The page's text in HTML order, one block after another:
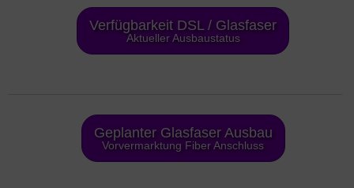
Verfügbarkeit DSL / Glasfaser
Aktueller Ausbaustatus
Geplanter Glasfaser Ausbau
Vorvermarktung Fiber Anschluss